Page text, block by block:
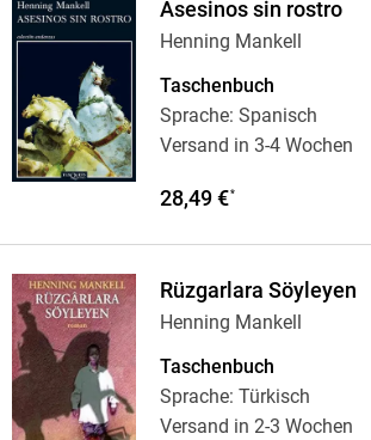
Asesinos sin rostro
Henning Mankell
Taschenbuch
Sprache: Spanisch
Versand in 3-4 Wochen
28,49 €*
Rüzgarlara Söyleyen
Henning Mankell
Taschenbuch
Sprache: Türkisch
Versand in 2-3 Wochen